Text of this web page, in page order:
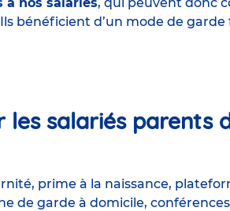
bénéficient d’un mode de garde
salariés parents
prime à la naissance,
de garde à domicile,